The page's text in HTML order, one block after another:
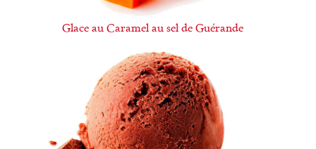
Glace au Caramel au sel de Guérande